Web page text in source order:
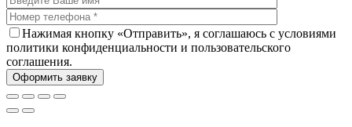
Нажимая кнопку «Отправить», я соглашаюсь с условиями
политики конфиденциальности и пользовательского
соглашения.